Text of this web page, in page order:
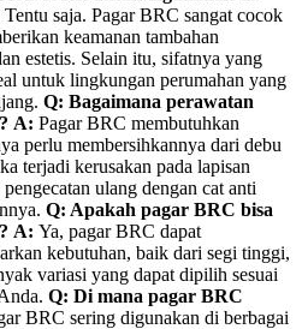
Tentu saja. Pagar BRC sangat cocok
keamanan tambahan
estetis. Selain itu, sifatnya yang
untuk lingkungan perumahan yang
Q: Bagaimana perawatan
A: Pagar BRC membutuhkan
perlu membersihkannya dari debu
terjadi kerusakan pada lapisan
ulang dengan cat anti
Q: Apakah pagar BRC bisa
A: Ya, pagar BRC dapat
kebutuhan, baik dari segi tinggi,
variasi yang dapat dipilih sesuai
Q: Di mana pagar BRC
BRC sering digunakan di berbagai